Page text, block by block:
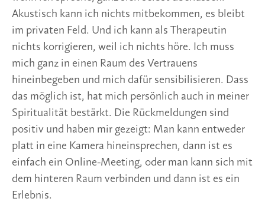
Akustisch kann ich nichts mitbekommen, es bleibt
im privaten Feld. Und ich kann als Therapeutin
nichts korrigieren, weil ich nichts höre. Ich muss
mich ganz in einen Raum des Vertrauens
hineinbegeben und mich dafür sensibilisieren. Dass
das möglich ist, hat mich persönlich auch in meiner
Spiritualität bestärkt. Die Rückmeldungen sind
positiv und haben mir gezeigt: Man kann entweder
platt in eine Kamera hineinsprechen, dann ist es
einfach ein Online-Meeting, oder man kann sich mit
dem hinteren Raum verbinden und dann ist es ein
Erlebnis.